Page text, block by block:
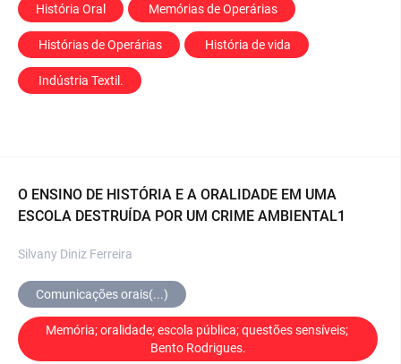
História Oral Memórias de Operárias
Histórias de Operárias História de vida
Indústria Textil.
O ENSINO DE HISTÓRIA E A ORALIDADE EM UMA
ESCOLA DESTRUÍDA POR UM CRIME AMBIENTAL1
Silvany Diniz Ferreira
Comunicações orais(...)
Memória; oralidade; escola pública; questões sensíveis;
Bento Rodrigues.